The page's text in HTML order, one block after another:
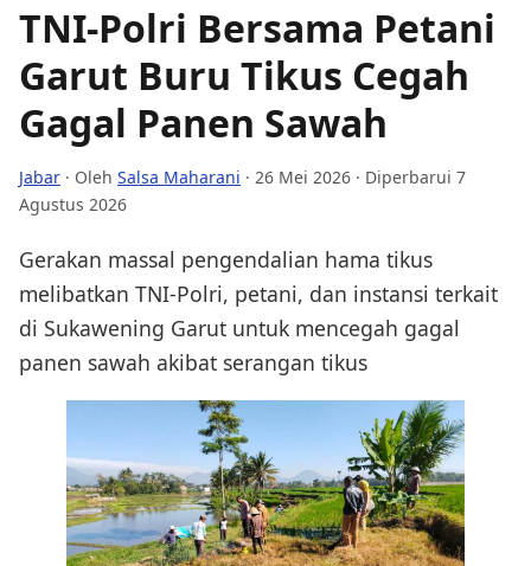
TNI-Polri Bersama Petani
Garut Buru Tikus Cegah
Gagal Panen Sawah
Jabar · Oleh Salsa Maharani · 26 Mei 2026 · Diperbarui 7
Agustus 2026
Gerakan massal pengendalian hama tikus
melibatkan TNI-Polri, petani, dan instansi terkait
di Sukawening Garut untuk mencegah gagal
panen sawah akibat serangan tikus